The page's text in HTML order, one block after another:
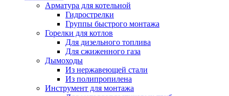
Арматура для котельной
Гидрострелки
Группы быстрого монтажа
Горелки для котлов
Для дизельного топлива
Для сжиженного газа
Дымоходы
Из нержавеющей стали
Из полипропилена
Инструмент для монтажа